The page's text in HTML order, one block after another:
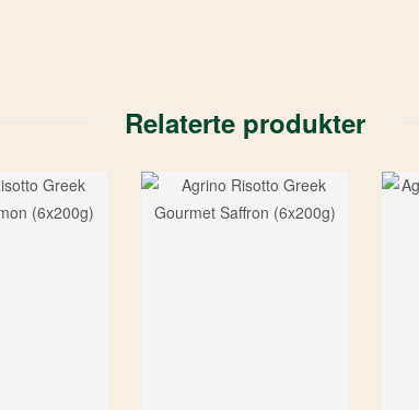
Relaterte produkter